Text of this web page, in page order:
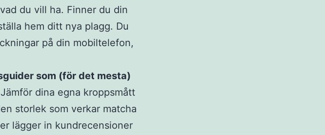
du vill ha. Finner du din
hem ditt nya plagg. Du
på din mobiltelefon,
som (för det mesta)
Jämför dina egna kroppsmått
storlek som verkar matcha
lägger in kundrecensioner